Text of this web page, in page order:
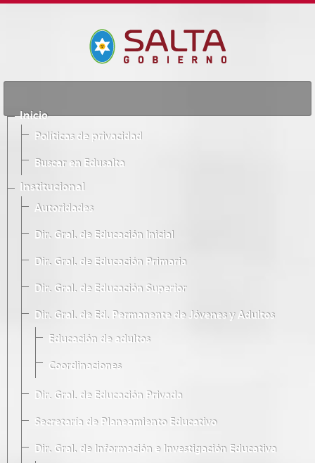
Inicio
Políticas de privacidad
Buscar en Edusalta
Institucional
Autoridades
Dir. Gral. de Educación Inicial
Dir. Gral. de Educación Primaria
Dir. Gral. de Educación Superior
Dir. Gral. de Ed. Permanente de Jóvenes y Adultos
Educación de adultos
Coordinaciones
Dir. Gral. de Educación Privada
Secretaría de Planeamiento Educativo
Dir. Gral. de Información e Investigación Educativa